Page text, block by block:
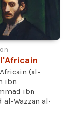
l'Africain
(al-
ibn
ibn
al-Wazzan al-